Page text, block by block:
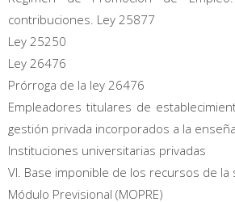
contribuciones. Ley 25877
Ley 25250
Ley 26476
Prórroga de la ley 26476
Empleadores titulares de
gestión privada incorporados a la
Instituciones universitarias privadas
VI. Base imponible de los recursos de la
Módulo Previsional (MOPRE)